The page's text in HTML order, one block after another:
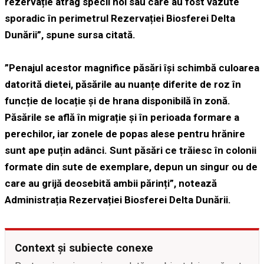
sporadic în perimetrul Rezervației Biosferei Delta
Dunării”, spune sursa citată.
”Penajul acestor magnifice păsări își schimbă culoarea
datorită dietei, păsările au nuanțe diferite de roz în
funcție de locație și de hrana disponibilă în zonă.
Păsările se află în migrație și în perioada formare a
perechilor, iar zonele de popas alese pentru hrănire
sunt ape puțin adânci. Sunt păsări ce trăiesc în colonii
formate din sute de exemplare, depun un singur ou de
care au grijă deosebită ambii părinți”, notează
Administrația Rezervației Biosferei Delta Dunării.
Context și subiecte conexe